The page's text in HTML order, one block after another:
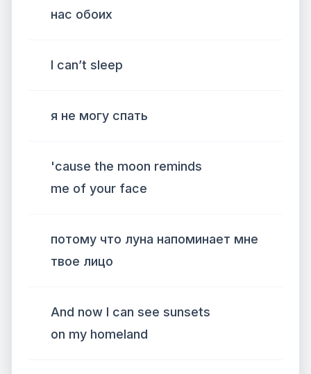
нас обоих
I can’t sleep
я не могу спать
'cause the moon reminds
me of your face
потому что луна напоминает мне
твое лицо
And now I can see sunsets
on my homeland